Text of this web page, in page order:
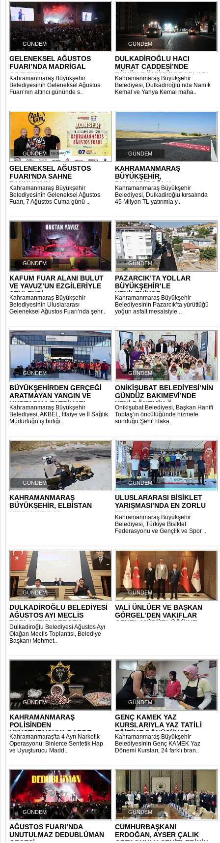
GELENEKSEL AĞUSTOS
FUARI’NDA MADRİGAL
COŞKUSU
Kahramanmaraş Büyükşehir
Belediyesinin Geleneksel Ağustos
Fuarı’nın altıncı gününde s..
GÜNDEM
DULKADİROĞLU HACI
MURAT CADDESİ’NDE
BÜYÜK DÖNÜŞÜM BAŞLADI..
Kahramanmaraş Büyükşehir
Belediyesi, Dulkadiroğlu’nda Namık
Kemal ve Yahya Kemal maha..
GÜNDEM
GELENEKSEL AĞUSTOS
FUARI'NDA SAHNE
ZAKKUM'UN
Kahramanmaraş Büyükşehir
Belediyesinin Geleneksel Ağustos
Fuarı, 7 Ağustos Cuma günü ..
GÜNDEM
KAHRAMANMARAŞ
BÜYÜKŞEHİR,
DULKADİROĞLU
KIRSALINDA 45 MİLYONL..
Kahramanmaraş Büyükşehir
Belediyesi, Dulkadiroğlu kırsalında
45 Milyon TL yatırımla y..
GÜNDEM
KAFUM FUAR ALANI BULUT
VE YAVUZ’UN EZGİLERİYLE
ŞENLENDİ..
Kahramanmaraş Büyükşehir
Belediyesinin Uluslararası
Geleneksel Ağustos Fuarı’nda şehr..
GÜNDEM
PAZARCIK’TA YOLLAR
BÜYÜKŞEHİR’LE
YENİLENİYOR
Kahramanmaraş Büyükşehir
Belediyesinin Pazarcık’ta yürüttüğü
yoğun asfalt mesaisiyle ..
GÜNDEM
BÜYÜKŞEHİRDEN GERÇEĞİ
ARATMAYAN YANGIN VE
KURTARMA TATBİKATI..
Kahramanmaraş Büyükşehir
Belediyesi, AKBEL, İtfaiye ve İl Sağlık
Müdürlüğü iş birliği..
GÜNDEM
ONİKİŞUBAT BELEDİYESİ’NİN
GÜNDÜZ BAKIMEVİ’NDE
YENİ DÖNEMİN Ö..
Onikişubat Belediyesi, Başkan Hanifi
Toptaş’ın öncülüğünde hizmete
sunduğu Şehit Haka..
GÜNDEM
KAHRAMANMARAŞ
BÜYÜKŞEHİR, ELBİSTAN
KIRSALINDA 10
GÜNDEM
ULUSLARARASI BİSİKLET
YARIŞMASI’NDA EN ZORLU
ETAP TAMAMLANDI..
Kahramanmaraş Büyükşehir
Belediyesi, Türkiye Bisiklet
Federasyonu ve Gençlik ve Spor ..
GÜNDEM
DULKADİROĞLU BELEDİYESİ
AĞUSTOS AYI MECLİS
TOPLANTISI GERÇEK..
Dulkadiroğlu Belediyesi Ağustos Ayı
Olağan Meclis Toplantısı, Belediye
Başkanı Mehmet..
GÜNDEM
VALİ ÜNLÜER VE BAŞKAN
GÖRGEL’DEN VAKIFLAR
GENEL MÜDÜRLÜĞÜ’NE..
GÜNDEM
KAHRAMANMARAŞ
POLİSİNDEN
UYUŞTURUCUYA DARBE
Kahramanmaraş'ta 4 Ayrı Narkotik
Operasyonu: Binlerce Sentetik Hap
ve Uyuşturucu Madd..
GÜNDEM
GENÇ KAMEK YAZ
KURSLARIYLA YAZ TATİLİ
EĞİTİME DÖNÜŞÜYOR..
Kahramanmaraş Büyükşehir
Belediyesinin Genç KAMEK Yaz
Dönemi Kursları, 24 farklı bran..
GÜNDEM
AĞUSTOS FUARI’NDA
UNUTULMAZ DEDUBLÜMAN
GÜNDEM
CUMHURBAŞKANI
ERDOĞAN, AYSER ÇALIK
GÜNDEM